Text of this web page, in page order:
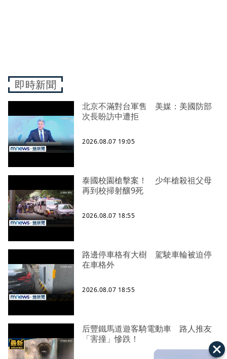
即時新聞
北京不滿對台軍售 美媒：美國防部
次長盼訪中遭拒
2026.08.07 19:05
泰國校園槍擊案！ 少年槍殺祖父母
再到校掃射釀9死
2026.08.07 18:55
路邊停車格有大樹 駕駛車輪被迫停
在車格外
2026.08.07 18:55
后豐鐵馬道遊客騎電動車 路人推友
「害撞」慘跌！